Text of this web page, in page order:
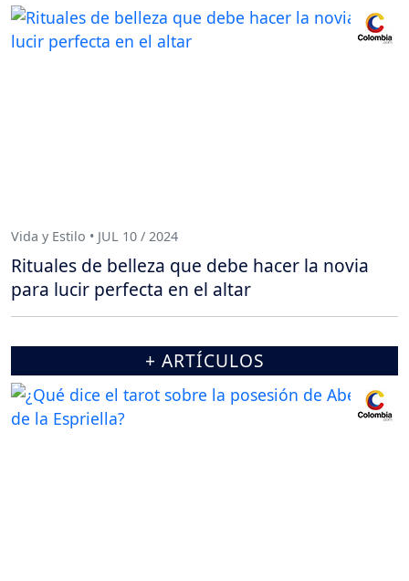
Vida y Estilo • JUL 10 / 2024
Rituales de belleza que debe hacer la novia
para lucir perfecta en el altar
+ ARTÍCULOS